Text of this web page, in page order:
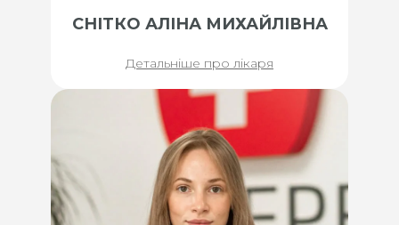
СНІТКО АЛІНА МИХАЙЛІВНА
Детальніше про лікаря